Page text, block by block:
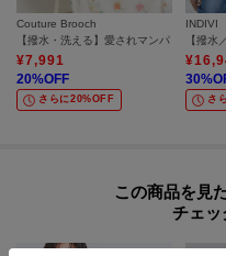
Couture Brooch
【撥水・洗える】愛されマンパ
¥7,991
20%OFF
さらに20%OFF
INDIVI
¥
30
さ
この商品を見
チェッ